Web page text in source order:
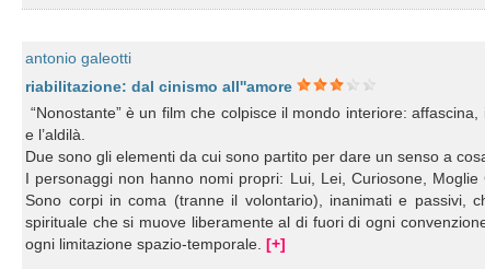
antonio galeotti
riabilitazione: dal cinismo all''amore
“Nonostante” è un film che colpisce il mondo interiore:
e l’aldilà.
Due sono gli elementi da cui sono partito per dare un senso a
I personaggi non hanno nomi propri: Lui, Lei, Curiosone,
Sono corpi in coma (tranne il volontario), inanimati e passivi,
spirituale che si muove liberamente al di fuori di ogni
ogni limitazione spazio-temporale.[+]